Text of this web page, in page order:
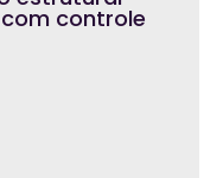
controle